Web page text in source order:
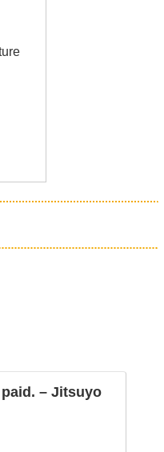
– Jitsuyo